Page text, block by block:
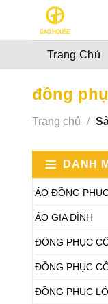
content
Trang Chủ
đồng
Trang chủ /
DANH
ÁO ĐỒNG
ÁO GIA ĐÌNH
ĐỒNG PHỤC
ĐỒNG PHỤC
ĐỒNG PHỤC